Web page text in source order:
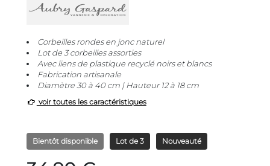
Corbeilles rondes en jonc naturel
Lot de 3 corbeilles assorties
Avec liens de plastique recyclé noirs et blancs
Fabrication artisanale
Diamètre 30 à 40 cm | Hauteur 12 à 18 cm
voir toutes les caractéristiques
Bientôt disponible Lot de 3 Nouveauté